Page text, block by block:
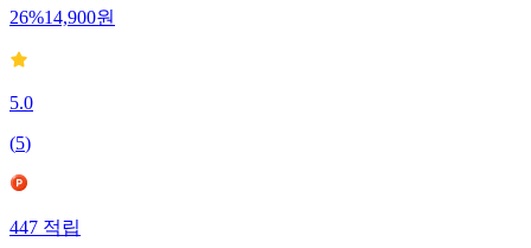
26%14,900원
5.0
(5)
447 적립